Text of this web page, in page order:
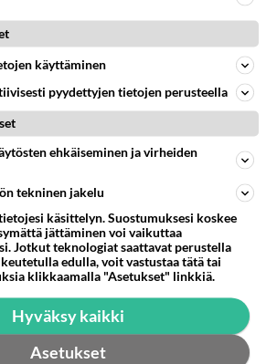
olisi enemmän aikaa
toisilleen, jolloin liitto kestäisi
sitten mikä on totta ja ovathan
seksi vs. hellyys. Itsellä
kutina, että ilman päivittäistä
ei tulisi kestämään, mutta seksiä
päivittäin. Eli oma
painottuisi varmaan
voisin kuvitella selviäväni
seksiä jos kumppanilla on joku
sairaus tms. Itsetyydytys riittäisi
Kommentoi
käyttäminen
pyydettyjen tietojen perusteella
ehkäiseminen ja virheiden
tekninen jakelu
käsittelyn. Suostumuksesi koskee
jättäminen voi vaikuttaa
Jotkut teknologiat saattavat perustella
edulla, voit vastustaa tätä tai
klikkaamalla "Asetukset" linkkiä.
Hyväksy kaikki
Asetukset